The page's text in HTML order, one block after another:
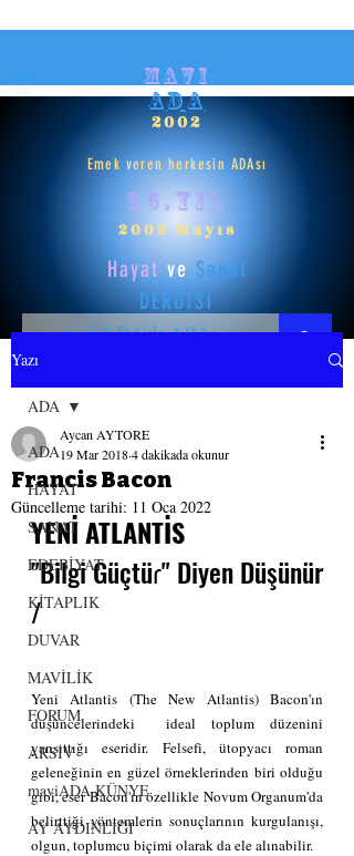
mavi
ADA
2002
Emek veren herkesin ADAsı
25.yıl
2002 Mayıs
HayatveSanat
DERGİSİ
SANAT
GİRİŞ YAP
Yazı
ADA
HAYAT
SANAT
EDEBİYAT
KİTAPLIK
DUVAR
MAVİLİK
FORUM
ARSİV
maviADA KÜNYE
AY AYDINLIĞI
ADA
Francis Bacon
Aycan AYTORE
19 Mar 20184 dakikada okunur
Güncelleme tarihi: 11 Oca 2022
YENİ ATLANTİS
"Bilgi Güçtüɾ" Diyen Düşünür
/
Yeni Atlantis (The New Atlantis) Bacon'ın
düşüncelerindeki  ideal toplum düzenini
yansıttığı eseridir. Felsefi, ütopyacı roman
geleneğinin en güzel örneklerinden biri olduğu
gibi, eser Bacon'ın özellikle Novum Organum'da
belirttiği yöntemlerin sonuçlarının kurgulanışı,
olgun, toplumcu biçimi olarak da ele alınabilir.